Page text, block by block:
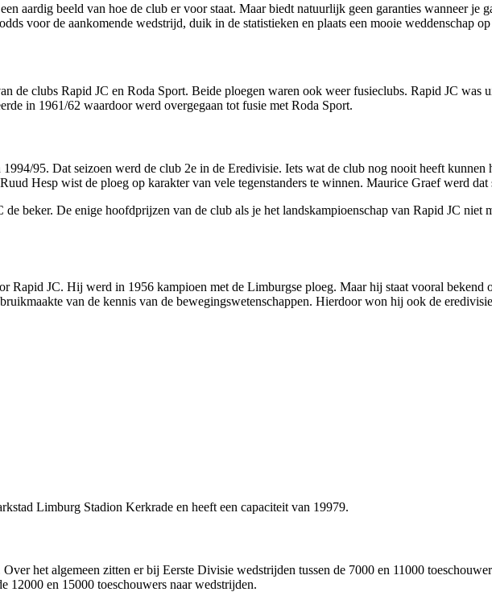
aardig beeld van hoe de club er voor staat. Maar biedt natuurlijk geen garanties wanneer
voor de aankomende wedstrijd, duik in de statistieken en plaats een mooie weddenschap
de clubs Rapid JC en Roda Sport. Beide ploegen waren ook weer fusieclubs. Rapid JC was
in 1961/62 waardoor werd overgegaan tot fusie met Roda Sport.
95. Dat seizoen werd de club 2e in de Eredivisie. Iets wat de club nog nooit heeft
Hesp wist de ploeg op karakter van vele tegenstanders te winnen. Maurice Graef werd
beker. De enige hoofdprijzen van de club als je het landskampioenschap van Rapid JC niet
Rapid JC. Hij werd in 1956 kampioen met de Limburgse ploeg. Maar hij staat vooral bekend
van de kennis van de bewegingswetenschappen. Hierdoor won hij ook de
Limburg Stadion Kerkrade en heeft een capaciteit van 19979.
het algemeen zitten er bij Eerste Divisie wedstrijden tussen de 7000 en 11000
12000 en 15000 toeschouwers naar wedstrijden.